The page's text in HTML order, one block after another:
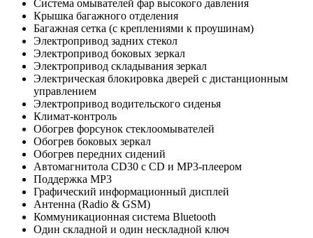
Система омывателей фар высокого давления
Крышка багажного отделения
Багажная сетка (с креплениями к проушинам)
Электропривод задних стекол
Электропривод боковых зеркал
Электропривод складывания зеркал
Электрическая блокировка дверей с дистанционным
управлением
Электропривод водительского сиденья
Климат-контроль
Обогрев форсунок стеклоомывателей
Обогрев боковых зеркал
Обогрев передних сидений
Автомагнитола CD30 с CD и МР3-плеером
Поддержка MP3
Графический информационный дисплей
Антенна (Radio & GSM)
Коммуникационная система Bluetooth
Один складной и один нескладной ключ